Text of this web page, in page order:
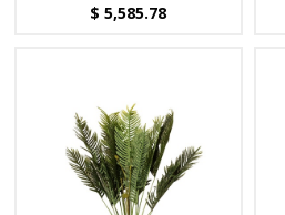
$5,585.78